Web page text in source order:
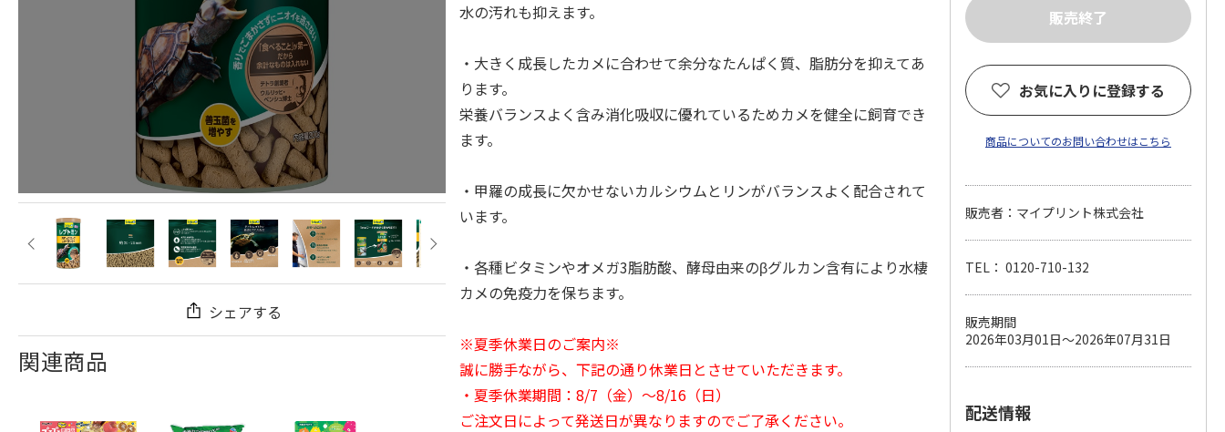
シェアする
関連商品
水の汚れも抑えます。
・大きく成長したカメに合わせて余分なたんぱく質、脂肪分を抑えてあ
ります。
栄養バランスよく含み消化吸収に優れているためカメを健全に飼育でき
ます。
・甲羅の成長に欠かせないカルシウムとリンがバランスよく配合されて
います。
・各種ビタミンやオメガ3脂肪酸、酵母由来のβグルカン含有により水棲
カメの免疫力を保ちます。
※夏季休業日のご案内※
誠に勝手ながら、下記の通り休業日とさせていただきます。
・夏季休業期間：8/7（金）～8/16（日）
ご注文日によって発送日が異なりますのでご了承ください。
お気に入りに登録する
商品についてのお問い合わせはこちら
販売者：マイプリント株式会社
TEL： 0120-710-132
販売期間
2026年03月01日～2026年07月31日
配送情報